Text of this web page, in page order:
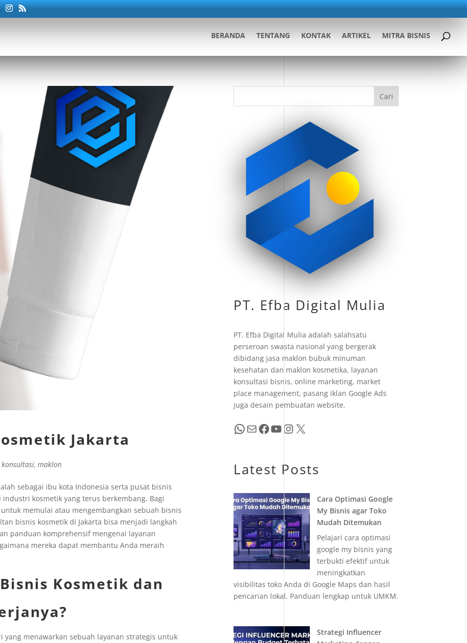
BERANDA TENTANG KONTAK ARTIKEL MITRA BISNIS
Jakarta
konsultasi,maklon
sebagai ibu kota Indonesia serta pusat bisnis
kosmetik yang terus berkembang. Bagi
memulai atau mengembangkan sebuah bisnis
bisnis kosmetik di Jakarta bisa menjadi langkah
panduan komprehensif mengenai layanan
mereka dapat membantu Anda meraih
Kosmetik dan
menawarkan sebuah layanan strategis untuk
Cari
PT. Efba Digital Mulia
PT. Efba Digital Mulia adalah salahsatu
perseroan swasta nasional yang bergerak
dibidang jasa maklon bubuk minuman
kesehatan dan maklon kosmetika, layanan
konsultasi bisnis, online marketing, market
place management, pasang iklan Google Ads
juga desain pembuatan website.
WhatsApp Mail Facebook YouTube InstagramX
Latest Posts
Cara Optimasi Google
My Bisnis agar Toko
Mudah Ditemukan
Pelajari cara optimasi
google my bisnis yang
terbukti efektif untuk
meningkatkan
visibilitas toko Anda di Google Maps dan hasil
pencarian lokal. Panduan lengkap untuk UMKM.
Strategi Influencer